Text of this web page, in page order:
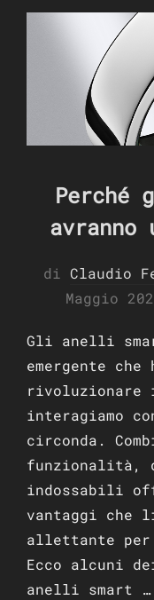
avranno
di Claudio
Maggio
Gli anelli
emergente
rivoluzionare
interagiamo
circonda.
funzionalità,
indossabili
vantaggi che
allettante per
Ecco alcuni
anelli smart …